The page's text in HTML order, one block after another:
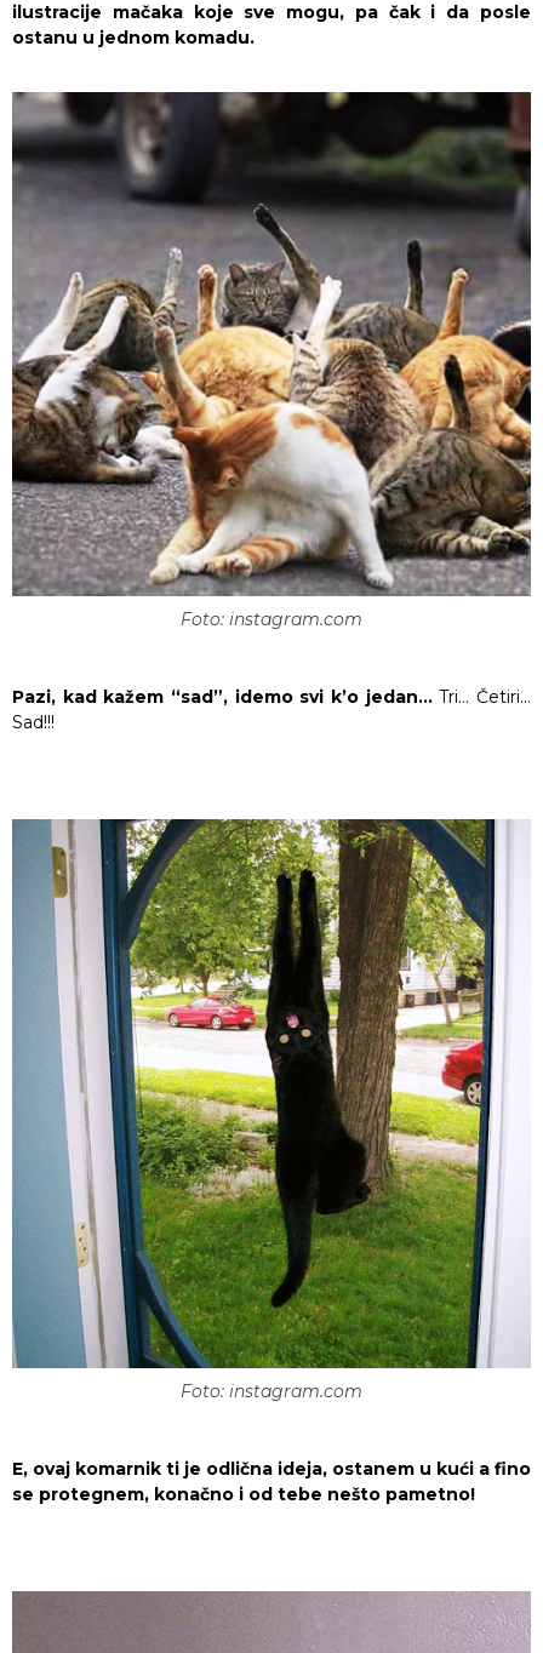
ilustracije mačaka koje sve mogu, pa čak i da posle
ostanu u jednom komadu.
Foto: instagram.com
Pazi, kad kažem “sad”, idemo svi k’o jedan…Tri… Četiri…
Sad!!!
Foto: instagram.com
E, ovaj komarnik ti je odlična ideja, ostanem u kući a fino
se protegnem, konačno i od tebe nešto pametno!